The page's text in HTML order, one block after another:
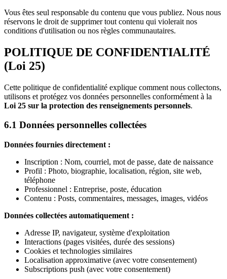
Vous êtes seul responsable du contenu que vous publiez. Nous nous
réservons le droit de supprimer tout contenu qui violerait nos
conditions d'utilisation ou nos règles communautaires.
POLITIQUE DE CONFIDENTIALITÉ
(Loi 25)
Cette politique de confidentialité explique comment nous collectons,
utilisons et protégez vos données personnelles conformément à la
Loi 25 sur la protection des renseignements personnels.
6.1 Données personnelles collectées
Données fournies directement :
Inscription : Nom, courriel, mot de passe, date de naissance
Profil : Photo, biographie, localisation, région, site web,
téléphone
Professionnel : Entreprise, poste, éducation
Contenu : Posts, commentaires, messages, images, vidéos
Données collectées automatiquement :
Adresse IP, navigateur, système d'exploitation
Interactions (pages visitées, durée des sessions)
Cookies et technologies similaires
Localisation approximative (avec votre consentement)
Subscriptions push (avec votre consentement)